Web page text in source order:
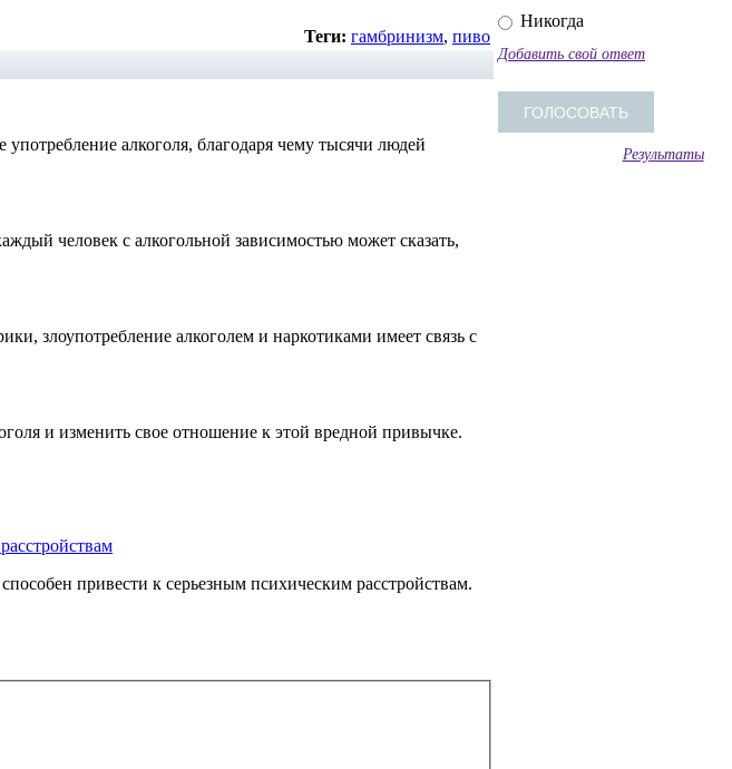
Теги: гамбринизм, пиво
алкоголя, благодаря чему тысячи людей
человек с алкогольной зависимостью может сказать,
злоупотребление алкоголем и наркотиками имеет связь с
и изменить свое отношение к этой вредной привычке.
привести к серьезным психическим расстройствам.
Никогда
Добавить свой ответ
Результаты